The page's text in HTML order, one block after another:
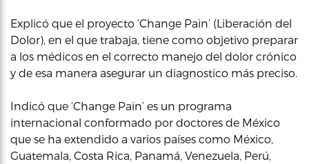
Explicó que el proyecto ‘Change Pain’ (Liberación del
Dolor), en el que trabaja, tiene como objetivo preparar
a los médicos en el correcto manejo del dolor crónico
y de esa manera asegurar un diagnostico más preciso.
Indicó que ‘Change Pain’ es un programa
internacional conformado por doctores de México
que se ha extendido a varios países como México,
Guatemala, Costa Rica, Panamá, Venezuela, Perú,